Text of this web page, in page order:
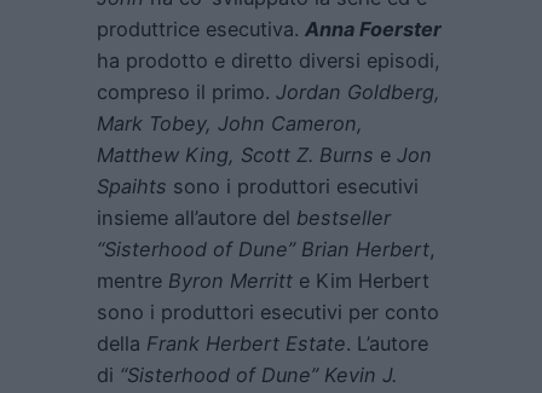
produttrice esecutiva. Anna Foerster
ha prodotto e diretto diversi episodi,
compreso il primo. Jordan Goldberg,
Mark Tobey, John Cameron,
Matthew King, Scott Z. Burns e Jon
Spaihts sono i produttori esecutivi
insieme all’autore del bestseller
“Sisterhood of Dune” Brian Herbert,
mentre Byron Merritt e Kim Herbert
sono i produttori esecutivi per conto
della Frank Herbert Estate. L’autore
di “Sisterhood of Dune” Kevin J.